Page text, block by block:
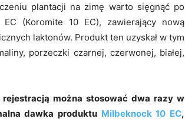
plantacji na zimę warto sięgnąć po
EC (Koromite 10 EC), zawierający nową
laktonów. Produkt ten uzyskał w tym
porzeczki czarnej, czerwonej, białej,
można stosować dwa razy w
dawka produktu Milbeknock 10 EC,